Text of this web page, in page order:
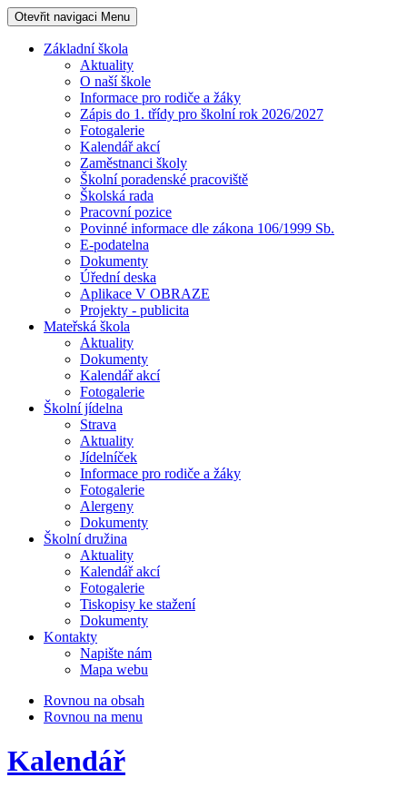
Otevřit navigaci Menu
Základní škola
Aktuality
O naší škole
Informace pro rodiče a žáky
Zápis do 1. třídy pro školní rok 2026/2027
Fotogalerie
Kalendář akcí
Zaměstnanci školy
Školní poradenské pracoviště
Školská rada
Pracovní pozice
Povinné informace dle zákona 106/1999 Sb.
E-podatelna
Dokumenty
Úřední deska
Aplikace V OBRAZE
Projekty - publicita
Mateřská škola
Aktuality
Dokumenty
Kalendář akcí
Fotogalerie
Školní jídelna
Strava
Aktuality
Jídelníček
Informace pro rodiče a žáky
Fotogalerie
Alergeny
Dokumenty
Školní družina
Aktuality
Kalendář akcí
Fotogalerie
Tiskopisy ke stažení
Dokumenty
Kontakty
Napište nám
Mapa webu
Rovnou na obsah
Rovnou na menu
Kalendář